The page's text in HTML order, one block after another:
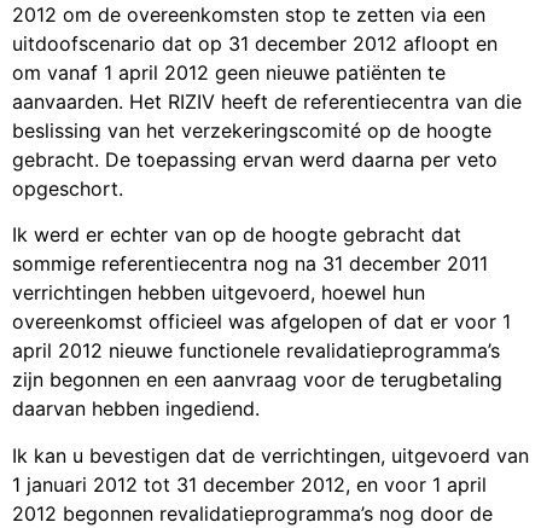
2012 om de overeenkomsten stop te zetten via een
uitdoofscenario dat op 31 december 2012 afloopt en
om vanaf 1 april 2012 geen nieuwe patiënten te
aanvaarden. Het RIZIV heeft de referentiecentra van die
beslissing van het verzekeringscomité op de hoogte
gebracht. De toepassing ervan werd daarna per veto
opgeschort.
Ik werd er echter van op de hoogte gebracht dat
sommige referentiecentra nog na 31 december 2011
verrichtingen hebben uitgevoerd, hoewel hun
overeenkomst officieel was afgelopen of dat er voor 1
april 2012 nieuwe functionele revalidatieprogramma’s
zijn begonnen en een aanvraag voor de terugbetaling
daarvan hebben ingediend.
Ik kan u bevestigen dat de verrichtingen, uitgevoerd van
1 januari 2012 tot 31 december 2012, en voor 1 april
2012 begonnen revalidatieprogramma’s nog door de